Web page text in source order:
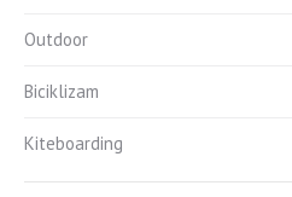
Outdoor
Biciklizam
Kiteboarding